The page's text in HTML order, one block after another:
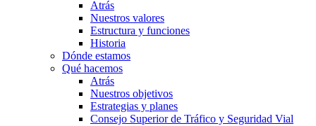
Atrás
Nuestros valores
Estructura y funciones
Historia
Dónde estamos
Qué hacemos
Atrás
Nuestros objetivos
Estrategias y planes
Consejo Superior de Tráfico y Seguridad Vial